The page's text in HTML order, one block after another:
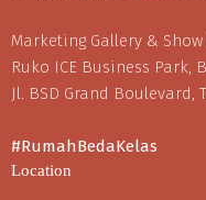
Marketing Gallery & Show
Ruko ICE Business Park,
Jl. BSD Grand Boulevard,
#RumahBedaKelas
Location